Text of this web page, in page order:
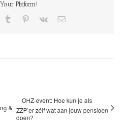
Platform!
tumblr pinterest
vk
E-
&
OHZ-event: Hoe kun je als
ZZP’er zélf wat aan jouw pensioen
doen?